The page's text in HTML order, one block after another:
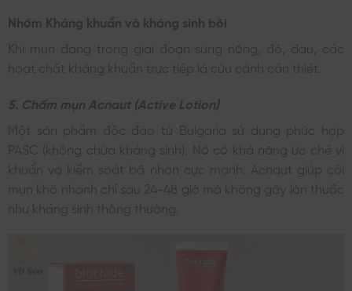
Nhóm Kháng khuẩn và kháng sinh bôi
Khi mụn đang trong giai đoạn sưng nóng, đỏ, đau, các
hoạt chất kháng khuẩn trực tiếp là cứu cánh cần thiết.
5. Chấm mụn Acnaut (Active Lotion)
Một sản phẩm độc đáo từ Bulgaria sử dụng phức hợp
PASC (không chứa kháng sinh). Nó có khả năng ức chế vi
khuẩn và kiểm soát bã nhờn cực mạnh. Acnaut giúp cồi
mụn khô nhanh chỉ sau 24-48 giờ mà không gây lờn thuốc
như kháng sinh thông thường.